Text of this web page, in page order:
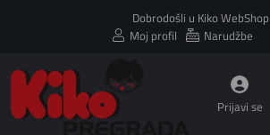
Dobrodošli u Kiko WebShop
Moj profil
Narudžbe
Prijavi se